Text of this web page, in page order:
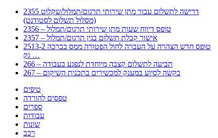
2355 דרישה לתשלום עבור מתן שירותי תרגום/תמלול/שקלוט
(מסלול תשלום לסטודנט)
2356 – טופס דיווח שעות מתן שירותי תרגום/תמלול
2357 – אישור קבלת תשלום בגין תרגום/תמלול
2513-2 טופס חדש הצהרה על העברה לחול הפטורה ממס בברכה
גק …
266 – תביעה לתשלום קצבה מיוחדת לנפגע בעבודה
267 – בקשה לסיוע במענק למכשירים בתכנית השיקום
טיפים
טפסים להורדה
ספרים
עבודות
שונות
רכב